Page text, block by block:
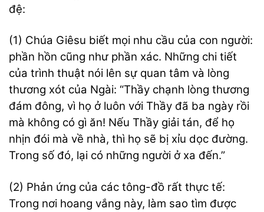
đệ:
(1) Chúa Giêsu biết mọi nhu cầu của con người:
phần hồn cũng như phần xác. Những chi tiết
của trình thuật nói lên sự quan tâm và lòng
thương xót của Ngài: “Thầy chạnh lòng thương
đám đông, vì họ ở luôn với Thầy đã ba ngày rồi
mà không có gì ăn! Nếu Thầy giải tán, để họ
nhịn đói mà về nhà, thì họ sẽ bị xỉu dọc đường.
Trong số đó, lại có những người ở xa đến.”
(2) Phản ứng của các tông-đồ rất thực tế:
Trong nơi hoang vắng này, làm sao tìm được